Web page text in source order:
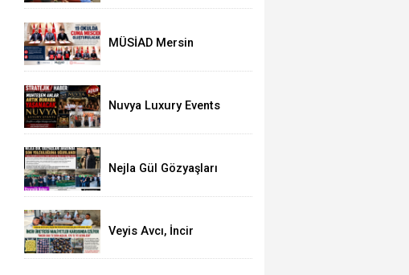
Mersin'de Dönüşüm
Ediliyor
MÜSİAD Mersin
Mescid
Nuvya Luxury Events
Törenle Açıldı
Nejla Gül Gözyaşları
Veyis Avcı, İncir
Çıktı: Üretici Eziliyor